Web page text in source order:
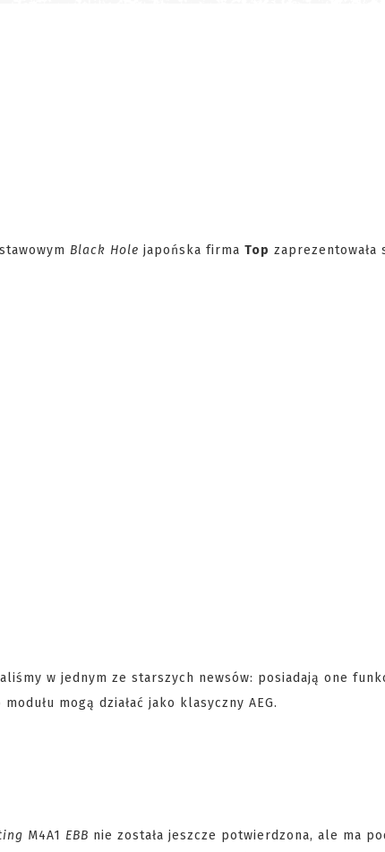
Black Hole japońska firma Top
w jednym ze starszych newsów: posiadają one
mogą działać jako klasyczny AEG.
M4A1 EBB nie została jeszcze potwierdzona, ale ma